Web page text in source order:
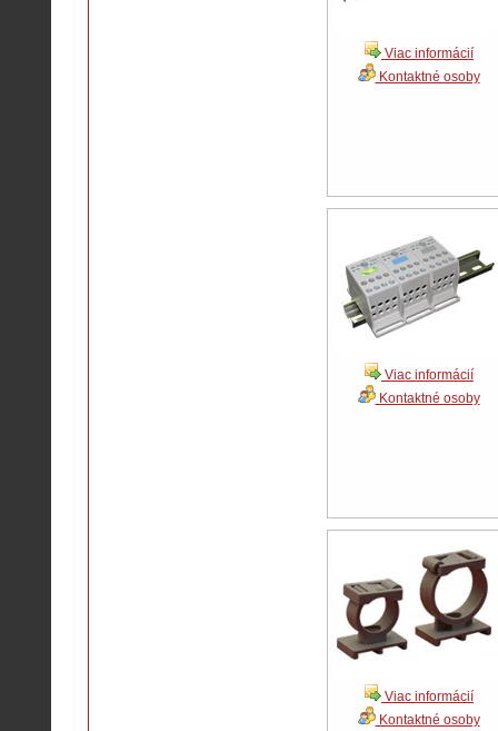
Viac informácií
Kontaktné osoby
Viac informácií
Kontaktné osoby
Viac informácií
Kontaktné osoby